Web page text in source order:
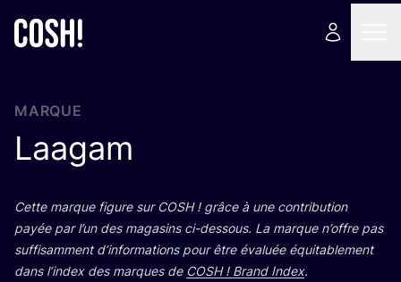
MARQUE
Laagam
Cette marque figure sur COSH! grâce à une contri­bu­tion
payée par l’un des maga­sins ci-des­sous. La marque n’offre pas
suf­fi­sam­ment d’in­for­ma­tions pour être éva­luée équi­ta­ble­ment
dans l’in­dex des marques de COSH! Brand Index.